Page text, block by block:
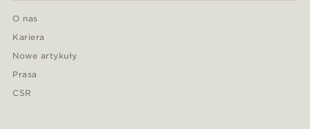
O nas
Kariera
Nowe artykuły
Prasa
CSR